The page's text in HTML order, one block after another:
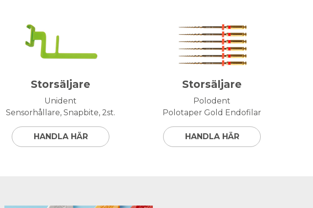
Storsäljare
Unident
Sensorhållare, Snapbite, 2st.
HANDLA HÄR
Storsäljare
Polodent
Polotaper Gold Endofilar
HANDLA HÄR